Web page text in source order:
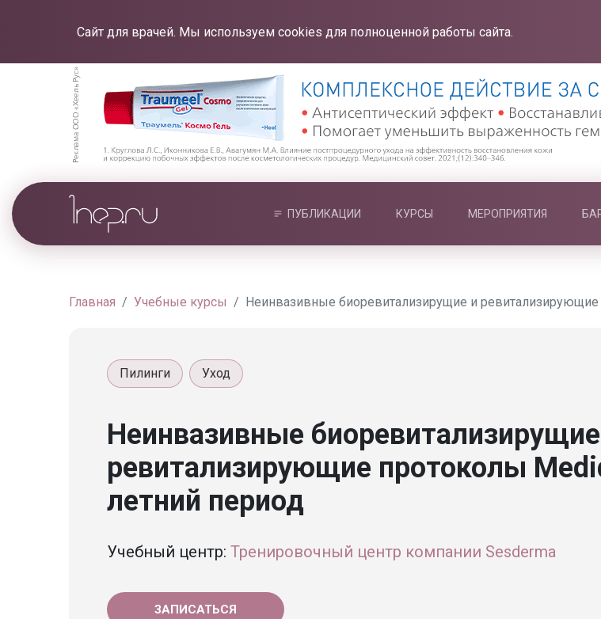
Сайт для врачей. Мы используем cookies для полноценной работы сайта.
ПУБЛИКАЦИИ КУРСЫ МЕРОПРИЯТИЯ
Главная Учебные курсы Неинвазивные биоревитализирущие и
Пилинги Уход
Неинвазивные
ревитализирующие протоколы
летний период
Учебный центр: Тренировочный центр компании Sesderma
ЗАПИСАТЬСЯ